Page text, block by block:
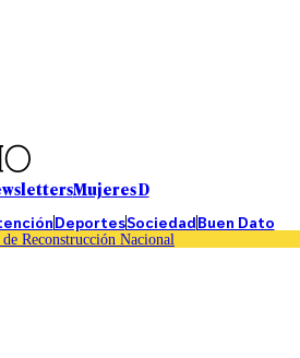
Mujeres D
DeportesSociedadBuen Dato
Reconstrucción Nacional